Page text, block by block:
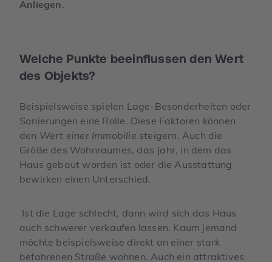
Anliegen.
Welche Punkte beeinflussen den Wert
des Objekts?
Beispielsweise spielen Lage-Besonderheiten oder
Sanierungen eine Rolle. Diese Faktoren können
den Wert einer Immobilie steigern. Auch die
Größe des Wohnraumes, das Jahr, in dem das
Haus gebaut worden ist oder die Ausstattung
bewirken einen Unterschied.
Ist die Lage schlecht, dann wird sich das Haus
auch schwerer verkaufen lassen. Kaum jemand
möchte beispielsweise direkt an einer stark
befahrenen Straße wohnen. Auch ein attraktives